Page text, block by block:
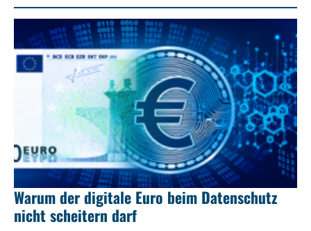
Warum der digitale Euro beim Datenschutz
nicht scheitern darf